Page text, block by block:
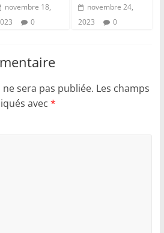
novembre 18,
0
novembre 24,
2023
0
sera pas publiée. Les champs
avec *